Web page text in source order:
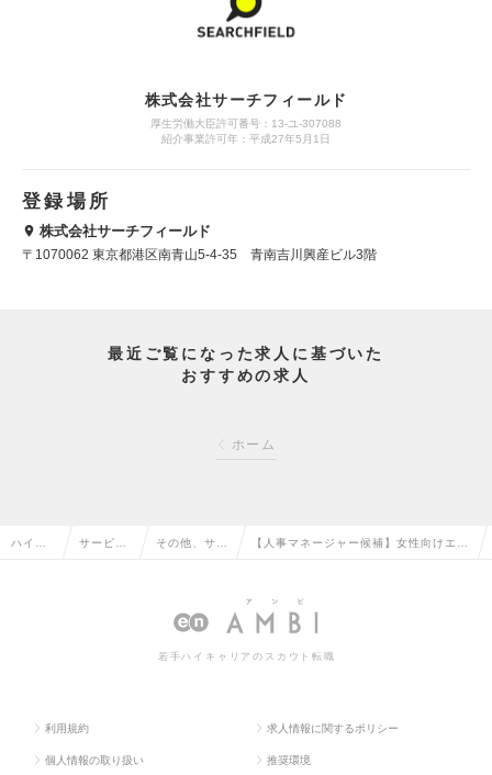
株式会社サーチフィールド
厚生労働大臣許可番号：13-ユ-307088
紹介事業許可年：平成27年5月1日
登録場所
株式会社サーチフィールド
〒1070062 東京都港区南青山5-4-35 青南吉川興産ビル3階
最近ご覧になった求人に基づいた
おすすめの求人
ホーム
ハイク サービ その他、サー
の転職
【人事マネージャー候補】女性向けエン
を募集！の求人情報
若手ハイキャリアのスカウト転職
利用規約 求人情報に関するポリシー
個人情報の取り扱い 推奨環境